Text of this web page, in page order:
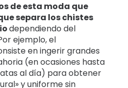
de esta moda que
separa los chistes
dependiendo del
ejemplo, el
en ingerir grandes
(en ocasiones hasta
al día) para obtener
y uniforme sin